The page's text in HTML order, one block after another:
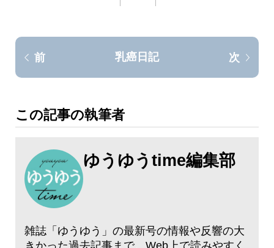
前 乳癌日記 次
この記事の執筆者
ゆうゆうtime編集部
雑誌「ゆうゆう」の最新号の情報や反響の大